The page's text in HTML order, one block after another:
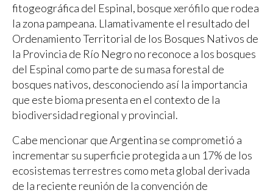
fitogeográfica del Espinal, bosque xerófilo que rodea
la zona pampeana. Llamativamente el resultado del
Ordenamiento Territorial de los Bosques Nativos de
la Provincia de Río Negro no reconoce a los bosques
del Espinal como parte de su masa forestal de
bosques nativos, desconociendo así la importancia
que este bioma presenta en el contexto de la
biodiversidad regional y provincial.
Cabe mencionar que Argentina se comprometió a
incrementar su superficie protegida a un 17% de los
ecosistemas terrestres como meta global derivada
de la reciente reunión de la convención de